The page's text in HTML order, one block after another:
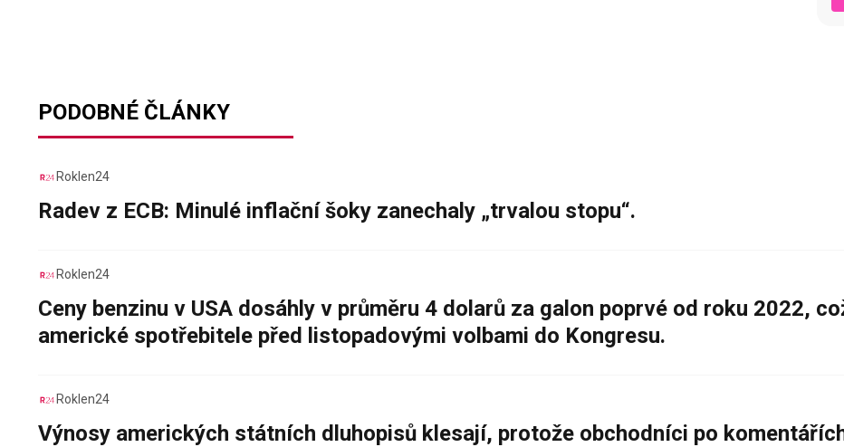
PODOBNÉ ČLÁNKY
Roklen24
Radev z ECB: Minulé inflační šoky zanechaly „trvalou stopu“.
Roklen24
Ceny benzinu v USA dosáhly v průměru 4 dolarů za galon poprvé od roku 2022,
americké spotřebitele před listopadovými volbami do Kongresu.
Roklen24
Výnosy amerických státních dluhopisů klesají, protože obchodníci po